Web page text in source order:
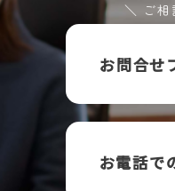
＼ ご相
お問合せ
お電話で